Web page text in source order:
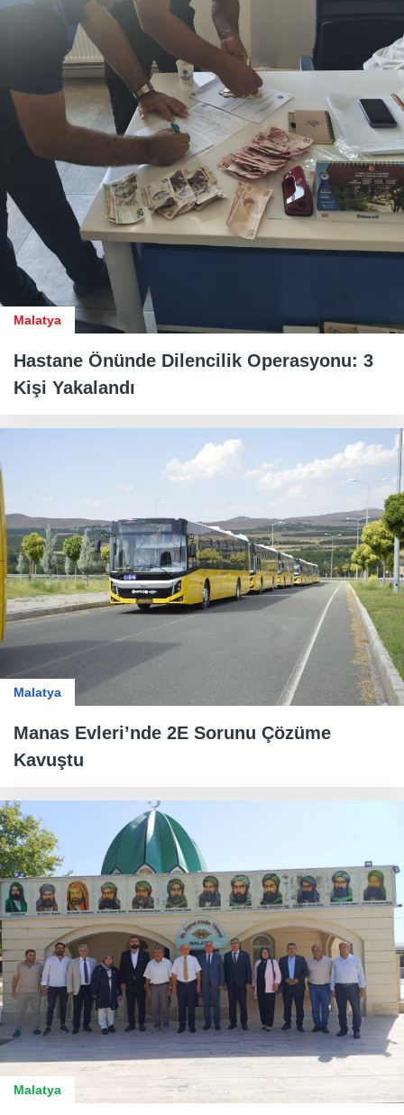
Malatya
Hastane Önünde Dilencilik Operasyonu: 3
Kişi Yakalandı
Malatya
Manas Evleri’nde 2E Sorunu Çözüme
Kavuştu
Malatya